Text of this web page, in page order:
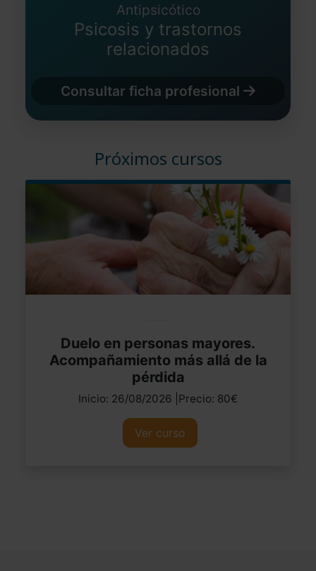
Antipsicótico
Psicosis y trastornos
relacionados
Consultar ficha profesional
Próximos cursos
Duelo en personas mayores.
Acompañamiento más allá de la
pérdida
Inicio: 26/08/2026 |Precio: 80€
Ver curso